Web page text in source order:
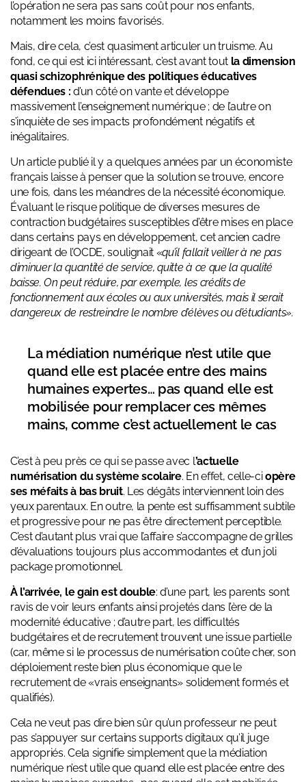
l’opération ne sera pas sans coût pour nos enfants,
notamment les moins favorisés.
Mais, dire cela, c’est quasiment articuler un truisme. Au
fond, ce qui est ici intéressant, c’est avant tout la dimension
quasi schizophrénique des politiques éducatives
défendues : d’un côté on vante et développe
massivement l’enseignement numérique ; de l’autre on
s’inquiète de ses impacts profondément négatifs et
inégalitaires.
Un article publié il y a quelques années par un économiste
français laisse à penser que la solution se trouve, encore
une fois, dans les méandres de la nécessité économique.
Évaluant le risque politique de diverses mesures de
contraction budgétaires susceptibles d’être mises en place
dans certains pays en développement, cet ancien cadre
dirigeant de l’OCDE, soulignait «qu’il fallait veiller à ne pas
diminuer la quantité de service, quitte à ce que la qualité
baisse. On peut réduire, par exemple, les crédits de
fonctionnement aux écoles ou aux universités, mais il serait
dangereux de restreindre le nombre d’élèves ou d’étudiants».
La médiation numérique n’est utile que
quand elle est placée entre des mains
humaines expertes… pas quand elle est
mobilisée pour remplacer ces mêmes
mains, comme c’est actuellement le cas
C’est à peu près ce qui se passe avec l’actuelle
numérisation du système scolaire. En effet, celle-ciopère
ses méfaits à bas bruit. Les dégâts interviennent loin des
yeux parentaux. En outre, la pente est suffisamment subtile
et progressive pour ne pas être directement perceptible.
C’est d’autant plus vrai que l’affaire s’accompagne de grilles
d’évaluations toujours plus accommodantes et d’un joli
package promotionnel.
À l’arrivée, le gain est double: d’une part, les parents sont
ravis de voir leurs enfants ainsi projetés dans l’ère de la
modernité éducative ; d’autre part, les difficultés
budgétaires et de recrutement trouvent une issue partielle
(car, même si le processus de numérisation coûte cher, son
déploiement reste bien plus économique que le
recrutement de «vrais enseignants» solidement formés et
qualifiés).
Cela ne veut pas dire bien sûr qu’un professeur ne peut
pas s’appuyer sur certains supports digitaux qu’il juge
appropriés. Cela signifie simplement que la médiation
numérique n’est utile que quand elle est placée entre des